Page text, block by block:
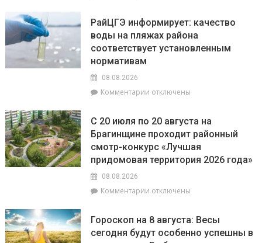
на
пике
энергии
Брагинском
РОВД
рассказали,
за
БПЛА
РайЦГЭ информирует: качество
воды на пляжах района
соответствует установленным
нормативам
08.08.2026
Комментарии к
информирует:
качество
воды
на
соответствует
отключены
С 20 июля по 20 августа на
Брагинщине проходит районный
смотр-конкурс «Лучшая
придомовая территория 2026 года»
08.08.2026
Комментарии к
20
июля
отключены
Гороскоп на 8 августа: Весы
сегодня будут особенно успешны в